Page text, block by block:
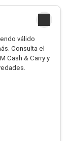
válido
Consulta el
Cash & Carry y